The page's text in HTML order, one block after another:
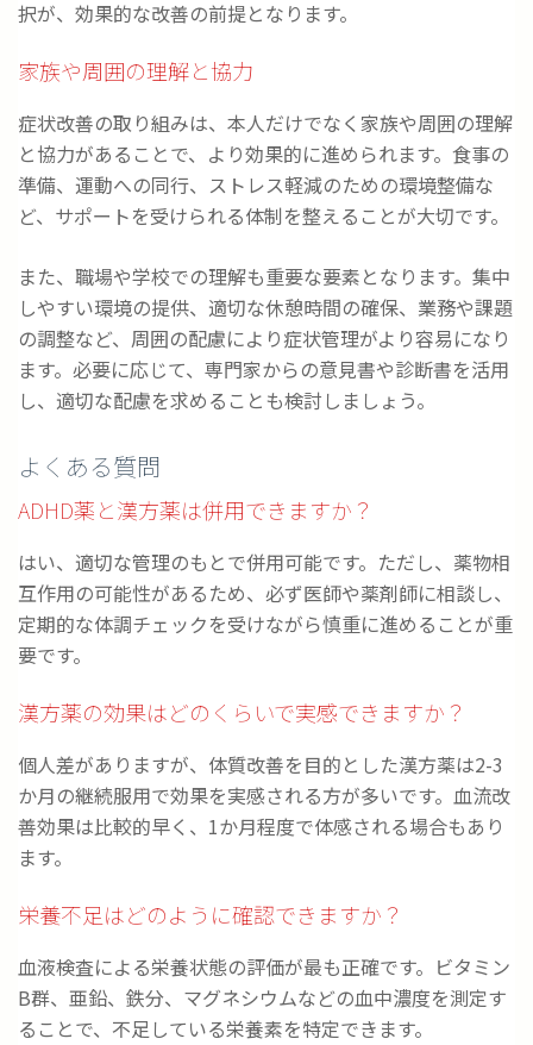
択が、効果的な改善の前提となります。
家族や周囲の理解と協力
症状改善の取り組みは、本人だけでなく家族や周囲の理解
と協力があることで、より効果的に進められます。食事の
準備、運動への同行、ストレス軽減のための環境整備な
ど、サポートを受けられる体制を整えることが大切です。
また、職場や学校での理解も重要な要素となります。集中
しやすい環境の提供、適切な休憩時間の確保、業務や課題
の調整など、周囲の配慮により症状管理がより容易になり
ます。必要に応じて、専門家からの意見書や診断書を活用
し、適切な配慮を求めることも検討しましょう。
よくある質問
ADHD薬と漢方薬は併用できますか？
はい、適切な管理のもとで併用可能です。ただし、薬物相
互作用の可能性があるため、必ず医師や薬剤師に相談し、
定期的な体調チェックを受けながら慎重に進めることが重
要です。
漢方薬の効果はどのくらいで実感できますか？
個人差がありますが、体質改善を目的とした漢方薬は2-3
か月の継続服用で効果を実感される方が多いです。血流改
善効果は比較的早く、1か月程度で体感される場合もあり
ます。
栄養不足はどのように確認できますか？
血液検査による栄養状態の評価が最も正確です。ビタミン
B群、亜鉛、鉄分、マグネシウムなどの血中濃度を測定す
ることで、不足している栄養素を特定できます。